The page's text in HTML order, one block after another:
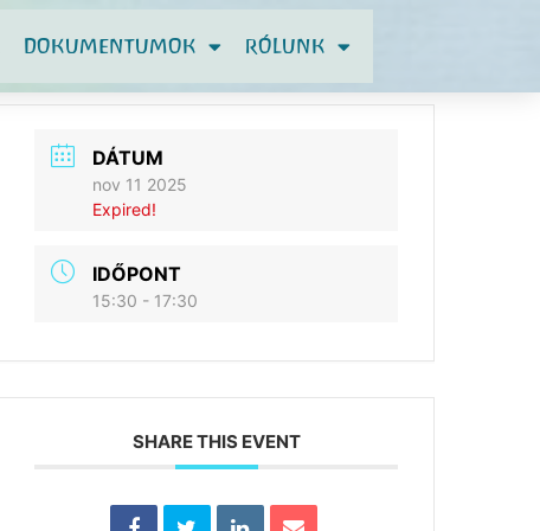
DOKUMENTUMOK RÓLUNK
DÁTUM
nov 11 2025
Expired!
IDŐPONT
15:30 - 17:30
SHARE THIS EVENT